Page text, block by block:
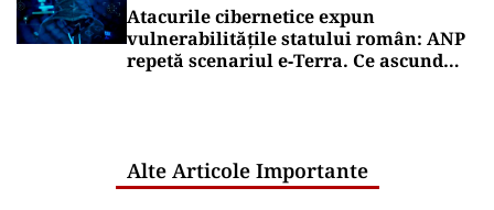
Atacurile cibernetice expun
vulnerabilitățile statului român: ANP
repetă scenariul e‑Terra. Ce ascund
Alte Articole Importante